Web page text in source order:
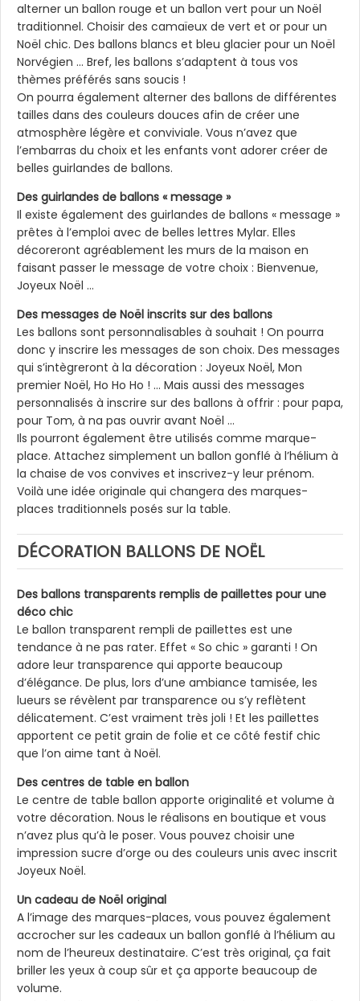
alterner un ballon rouge et un ballon vert pour un Noël
traditionnel. Choisir des camaïeux de vert et or pour un
Noël chic. Des ballons blancs et bleu glacier pour un Noël
Norvégien … Bref, les ballons s’adaptent à tous vos
thèmes préférés sans soucis !
On pourra également alterner des ballons de différentes
tailles dans des couleurs douces afin de créer une
atmosphère légère et conviviale. Vous n’avez que
l’embarras du choix et les enfants vont adorer créer de
belles guirlandes de ballons.
Des guirlandes de ballons « message »
Il existe également des guirlandes de ballons « message »
prêtes à l’emploi avec de belles lettres Mylar. Elles
décoreront agréablement les murs de la maison en
faisant passer le message de votre choix : Bienvenue,
Joyeux Noël …
Des messages de Noël inscrits sur des ballons
Les ballons sont personnalisables à souhait ! On pourra
donc y inscrire les messages de son choix. Des messages
qui s’intègreront à la décoration : Joyeux Noël, Mon
premier Noël, Ho Ho Ho ! … Mais aussi des messages
personnalisés à inscrire sur des ballons à offrir : pour papa,
pour Tom, à na pas ouvrir avant Noël …
Ils pourront également être utilisés comme marque-
place. Attachez simplement un ballon gonflé à l’hélium à
la chaise de vos convives et inscrivez-y leur prénom.
Voilà une idée originale qui changera des marques-
places traditionnels posés sur la table.
DÉCORATION BALLONS DE NOËL
Des ballons transparents remplis de paillettes pour une
déco chic
Le ballon transparent rempli de paillettes est une
tendance à ne pas rater. Effet « So chic » garanti ! On
adore leur transparence qui apporte beaucoup
d’élégance. De plus, lors d’une ambiance tamisée, les
lueurs se révèlent par transparence ou s’y reflètent
délicatement. C’est vraiment très joli ! Et les paillettes
apportent ce petit grain de folie et ce côté festif chic
que l’on aime tant à Noël.
Des centres de table en ballon
Le centre de table ballon apporte originalité et volume à
votre décoration. Nous le réalisons en boutique et vous
n’avez plus qu’à le poser. Vous pouvez choisir une
impression sucre d’orge ou des couleurs unis avec inscrit
Joyeux Noël.
Un cadeau de Noël original
A l’image des marques-places, vous pouvez également
accrocher sur les cadeaux un ballon gonflé à l’hélium au
nom de l’heureux destinataire. C’est très original, ça fait
briller les yeux à coup sûr et ça apporte beaucoup de
volume.